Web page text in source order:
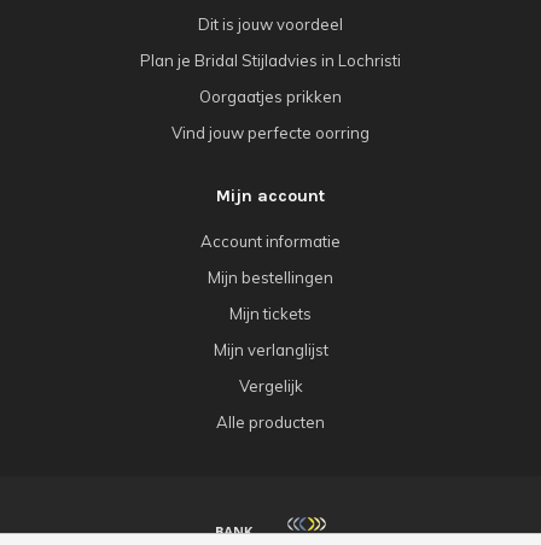
Dit is jouw voordeel
Plan je Bridal Stijladvies in Lochristi
Oorgaatjes prikken
Vind jouw perfecte oorring
Mijn account
Account informatie
Mijn bestellingen
Mijn tickets
Mijn verlanglijst
Vergelijk
Alle producten